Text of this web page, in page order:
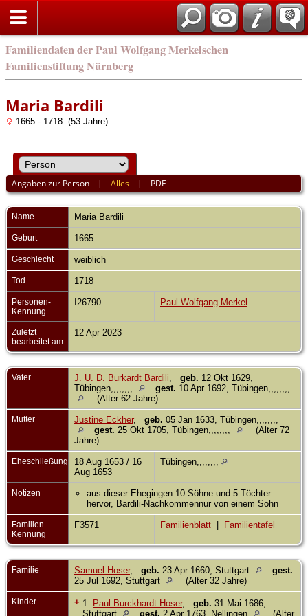
Familiendaten der Paul Wolfgang Merkelschen
Familienstiftung Nürnberg
Maria Bardili
1665 - 1718 (53 Jahre)
Angaben zur Person |Alles | PDF
Name Maria Bardili
Geburt 1665
Geschlecht weiblich
Tod 1718
Personen-
Kennung
I26790 Paul Wolfgang Merkel
Zuletzt
bearbeitet am
12 Apr 2023
Vater J. U. D. Burkardt Bardili geb. 12 Okt 1629,
Tübingen,,,,,,,,
gest. 10 Apr 1692, Tübingen,,,,,,,,
(Alter 62 Jahre)
Mutter Justine Eckher, geb. 05 Jan 1633, Tübingen,,,,,,,,
gest. 25 Okt 1705, Tübingen,,,,,,,,
(Alter 72
Jahre)
Eheschließung
18 Aug 1653 / 16
Aug 1653
Tübingen,,,,,,,,
Notizen
aus dieser Ehegingen 10 Söhne und 5 Töchter
hervor, Bardili-Nachkommennur von einem Sohn
Familien-
Kennung
F3571 Familienblatt Familientafel
Familie Samuel Hoser, geb. 23 Apr 1660, Stuttgart
gest.
25 Jul 1692, Stuttgart
(Alter 32 Jahre)
Kinder + 1. Paul Burckhardt Hoser, geb. 31 Mai 1686,
Stuttgart
gest. 2 Apr 1763, Nellingen (Alter